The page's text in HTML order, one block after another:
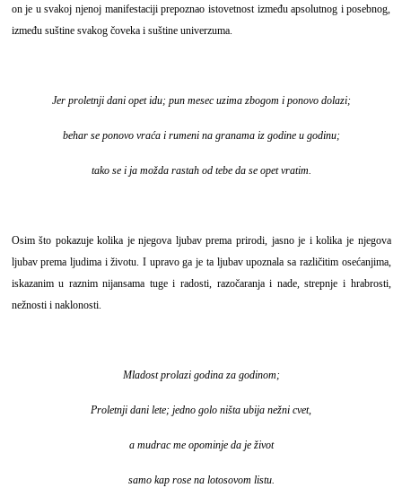
on je u svakoj njenoj manifestaciji prepoznao istovetnost između apsolutnog i posebnog,
između suštine svakog čoveka i suštine univerzuma.
Jer proletnji dani opet idu; pun mesec uzima zbogom i ponovo dolazi;
behar se ponovo vraća i rumeni na granama iz godine u godinu;
tako se i ja možda rastah od tebe da se opet vratim.
Osim što pokazuje kolika je njegova ljubav prema prirodi, jasno je i kolika je njegova
ljubav prema ljudima i životu. I upravo ga je ta ljubav upoznala sa različitim osećanjima,
iskazanim u raznim nijansama tuge i radosti, razočaranja i nade, strepnje i hrabrosti,
nežnosti i naklonosti.
Mladost prolazi godina za godinom;
Proletnji dani lete; jedno golo ništa ubija nežni cvet,
a mudrac me opominje da je život
samo kap rose na lotosovom listu.